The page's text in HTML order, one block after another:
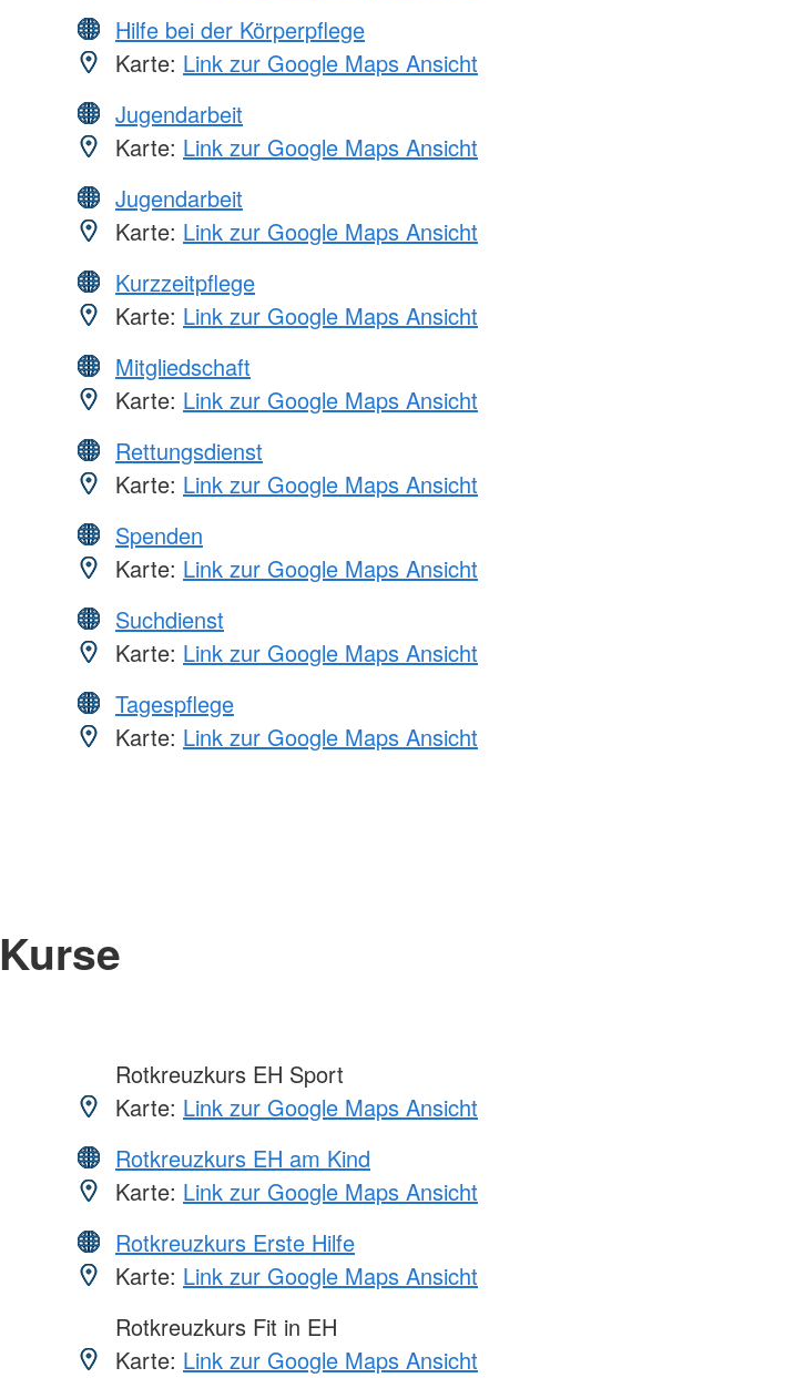
Hilfe bei der Körperpflege
Karte: Link zur Google Maps Ansicht
Jugendarbeit
Karte: Link zur Google Maps Ansicht
Jugendarbeit
Karte: Link zur Google Maps Ansicht
Kurzzeitpflege
Karte: Link zur Google Maps Ansicht
Mitgliedschaft
Karte: Link zur Google Maps Ansicht
Rettungsdienst
Karte: Link zur Google Maps Ansicht
Spenden
Karte: Link zur Google Maps Ansicht
Suchdienst
Karte: Link zur Google Maps Ansicht
Tagespflege
Karte: Link zur Google Maps Ansicht
Kurse
Rotkreuzkurs EH Sport
Karte: Link zur Google Maps Ansicht
Rotkreuzkurs EH am Kind
Karte: Link zur Google Maps Ansicht
Rotkreuzkurs Erste Hilfe
Karte: Link zur Google Maps Ansicht
Rotkreuzkurs Fit in EH
Karte: Link zur Google Maps Ansicht